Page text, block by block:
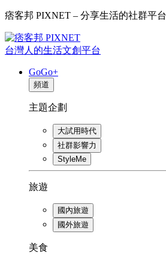
痞客邦 PIXNET – 分享生活的社群平台
台灣人的生活文創平台
GoGo+
頻道
主題企劃
大試用時代
社群影響力
StyleMe
旅遊
國內旅遊
國外旅遊
美食